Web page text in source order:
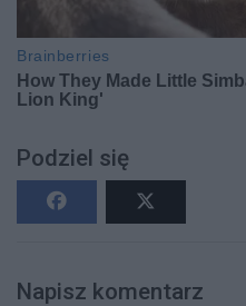
Podziel się
Napisz komentarz